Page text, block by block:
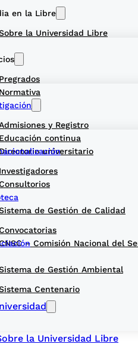
la Universidad Libre
Normativa
universitario
de Gestión de Calidad
de Gestión Ambiental
en la Libre
Pregrados
Educación continua
y Registro
– Comisión Nacional del
Investigadores
Centenario
la Universidad Libre